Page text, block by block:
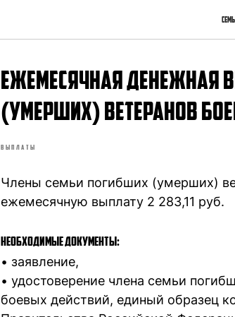
Ежемесячная денежная
(умерших) ветеранов
ВЫПЛАТЫ
Члены семьи погибших (умерших)
ежемесячную выплату 2 283,11 руб.
Необходимые документы:
• заявление,
• удостоверение члена семьи
боевых действий, единый образец